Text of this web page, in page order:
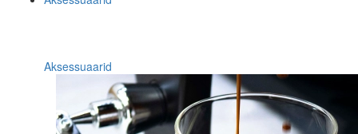
Aksessuaarid